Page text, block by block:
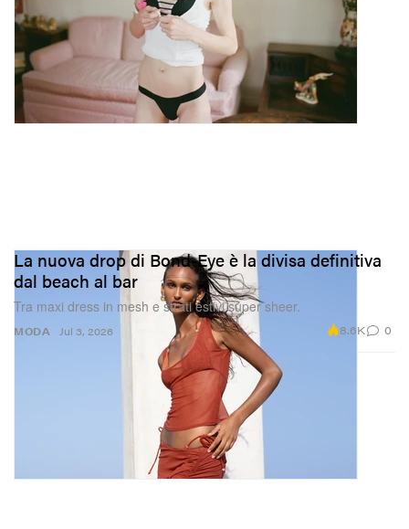
MODA
La nuova drop di Bond-Eye è la divisa definitiva
dal beach al bar
Tra maxi dress in mesh e strati estivi super sheer.
Jul 3, 2026 8.6K 0